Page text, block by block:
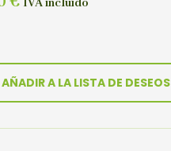
IVA incluído
AÑADIR A LA LISTA DE DESEOS